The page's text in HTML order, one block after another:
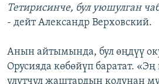
Тетирисинче, бул уюшулган
- дейт Александр Верховский.
Анын айтымында, бул өңдүү
Орусияда көбөйүп баратат. «Эң
улутчул жаштардын колунан